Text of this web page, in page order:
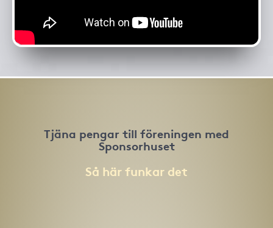
Tjäna pengar till föreningen med
Sponsorhuset
Så här funkar det